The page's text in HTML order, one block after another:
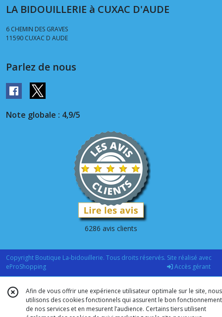
LA BIDOUILLERIE à CUXAC D'AUDE
6 CHEMIN DES GRAVES
11590 CUXAC D AUDE
Parlez de nous
Note globale : 4,9/5
6286 avis clients
Copyright Boutique La-bidouillerie. Tous droits réservés. Site réalisé avec
eProShopping
Accès gérant
Afin de vous offrir une expérience utilisateur optimale sur le site, nous
utilisons des cookies fonctionnels qui assurent le bon fonctionnement
de nos services et en mesurent l’audience. Certains tiers utilisent